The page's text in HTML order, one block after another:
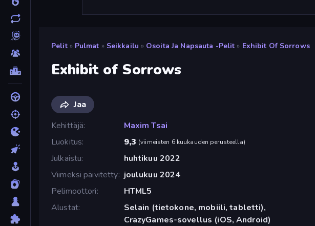
Pelit » Pulmat » Seikkailu » Osoita Ja Napsauta -pelit » Exhibit Of Sorrows
Exhibit of Sorrows
Jaa
Kehittäjä
Maxim Tsai
Luokitus
9,3 (viimeisten 6 kuukauden perusteella)
Julkaistu
huhtikuu 2022
Viimeksi päivitetty joulukuu 2024
Pelimoottori
HTML5
Alustat
Selain (tietokone, mobiili, tabletti),
CrazyGames-sovellus (iOS, Android)